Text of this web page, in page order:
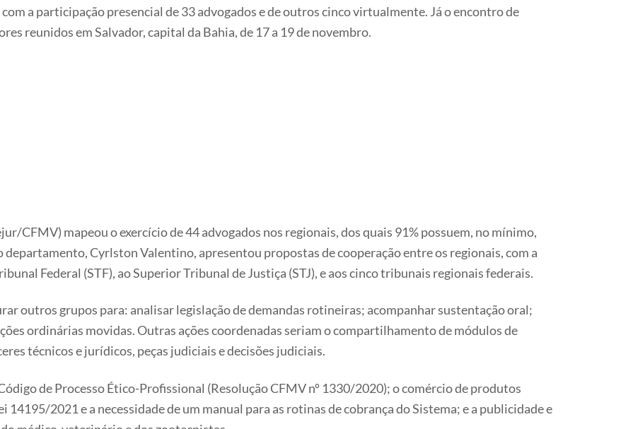
a participação presencial de 33 advogados e de outros cinco virtualmente. Já o encontro de
reunidos em Salvador, capital da Bahia, de 17 a 19 de novembro.
CFMV) mapeou o exercício de 44 advogados nos regionais, dos quais 91% possuem, no mínimo,
Cyrlston Valentino, apresentou propostas de cooperação entre os regionais, com a
Federal (STF), ao Superior Tribunal de Justiça (STJ), e aos cinco tribunais regionais federais.
outros grupos para: analisar legislação de demandas rotineiras; acompanhar sustentação oral;
ordinárias movidas. Outras ações coordenadas seriam o compartilhamento de módulos de
técnicos e jurídicos, peças judiciais e decisões judiciais.
de Processo Ético-Profissional (Resolução CFMV nº 1330/2020); o comércio de produtos
14195/2021 e a necessidade de um manual para as rotinas de cobrança do Sistema; e a publicidade e